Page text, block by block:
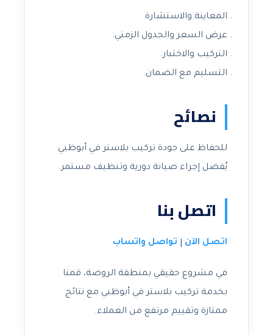
المعاينة والاستشارة.
عرض السعر والجدول الزمني.
التركيب والاختبار.
التسليم مع الضمان.
نصائح
للحفاظ على جودة تركيب بلاستر في أبوظبي
يُفضل إجراء صيانة دورية وتنظيف مستمر.
اتصل بنا
اتصل الآن تواصل واتساب
في مشروع حقيقي بمنطقة الروضة، قمنا
بخدمة تركيب بلاستر في أبوظبي مع نتائج
ممتازة وتقييم مرتفع من العملاء.